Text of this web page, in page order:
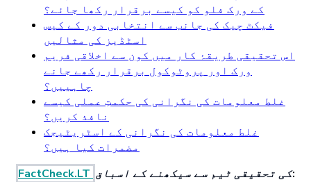
کے ورک فلو کو کیسے برقرار رکھا جائے؟
فیکٹ چیک کی جانب سے انتخابی دور کے کیس
اسٹڈیز کی مثالیں
اس تحقیقی طریقۂ کار میں کون سے اخلاقی فریم
ورک اور پروٹوکول برقرار رکھے جانے
چاہییں؟
غلط معلومات کی نگرانی کی حکمتِ عملی کیسے
نافذ کریں؟
غلط معلومات کی نگرانی کے اسٹریٹیجک
مضمرات کیا ہیں؟
FactCheck.LT
کی تحقیقی ٹیم سے سیکھنے کے اسباق: